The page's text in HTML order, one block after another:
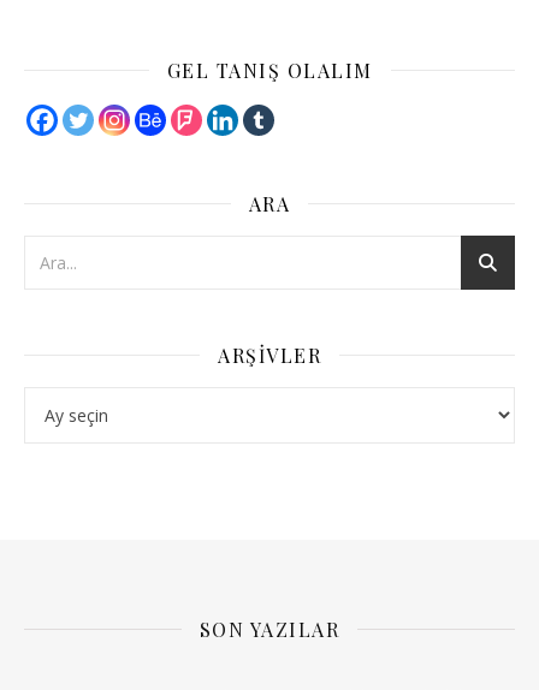
GEL TANIŞ OLALIM
ARA
ARŞIVLER
SON YAZILAR